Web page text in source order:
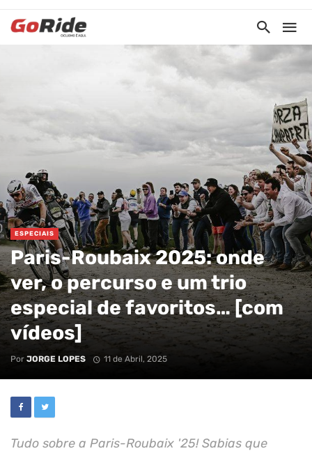
ESPECIAIS
Paris-Roubaix 2025: onde
ver, o percurso e um trio
especial de favoritos… [com
vídeos]
Por JORGE LOPES 11 de Abril, 2025
Tudo sobre a Paris-Roubaix '25! Sabias que